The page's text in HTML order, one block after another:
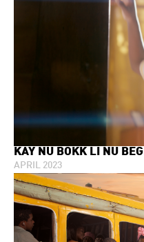
KAY ÑU BOKK LI ÑU BËG
APRIL 2023